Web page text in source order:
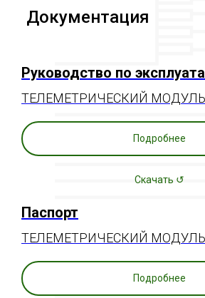
Документация
Руководство по
ТЕЛЕМЕТРИЧЕСКИЙ МОДУЛЬ
Подробнее
Скачать ↺
Паспорт
ТЕЛЕМЕТРИЧЕСКИЙ МОДУЛЬ
Подробнее